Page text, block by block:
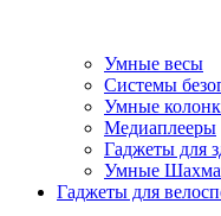
Умные весы
Системы
Умные
Медиаплееры
Гаджеты для
Умные
Гаджеты для